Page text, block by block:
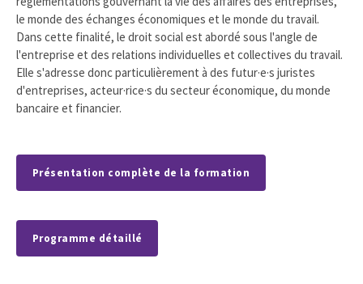
le monde des échanges économiques et le monde du travail.
Dans cette finalité, le droit social est abordé sous l'angle de
l'entreprise et des relations individuelles et collectives du travail.
Elle s'adresse donc particulièrement à des futur·e·s juristes
d'entreprises, acteur·rice·s du secteur économique, du monde
bancaire et financier.
Présentation complète de la formation
Programme détaillé